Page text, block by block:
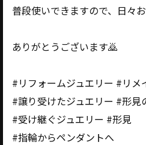
普段使いできますので、日々
ありがとうございます🙇
#リフォームジュエリー #リメ
#譲り受けたジュエリー #形見
#受け継ぐジュエリー #形見
#指輪からペンダントへ